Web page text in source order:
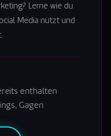
Lerne wie du
Media nutzt und
enthalten
Gagen